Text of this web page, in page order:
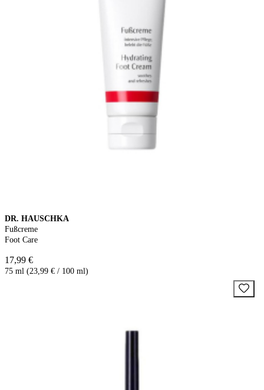
DR. HAUSCHKA
Fußcreme
Foot Care
17,99 €
75 ml (23,99 € / 100 ml)